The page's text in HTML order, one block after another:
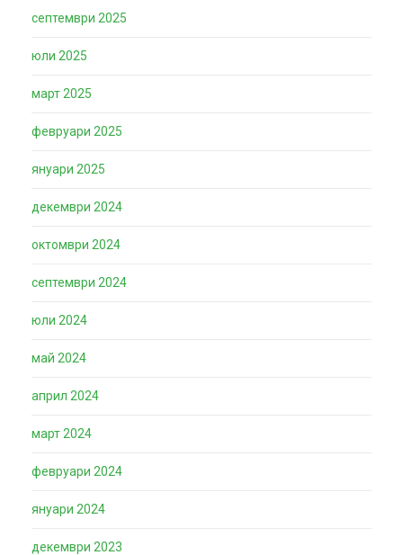
септември 2025
юли 2025
март 2025
февруари 2025
януари 2025
декември 2024
октомври 2024
септември 2024
юли 2024
май 2024
април 2024
март 2024
февруари 2024
януари 2024
декември 2023